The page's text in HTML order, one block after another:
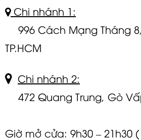
Chi nhánh 1:
996 Cách Mạng Tháng
TP.HCM
Chi nhánh 2:
472 Quang Trung, Gò
Giờ mở cửa: 9h30 – 21h30 (